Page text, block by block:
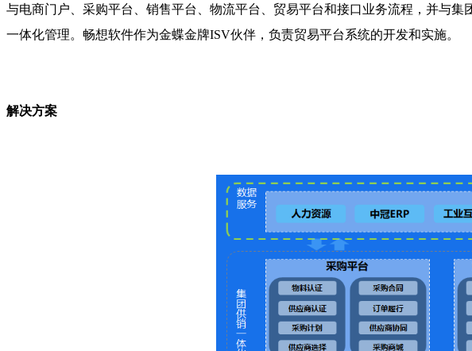
与电商门户、采购平台、销售平台、物流平台、贸易平台和接口业务流程，并与
一体化管理。畅想软件作为金蝶金牌ISV伙伴，负责贸易平台系统的开发和实施。
解决方案